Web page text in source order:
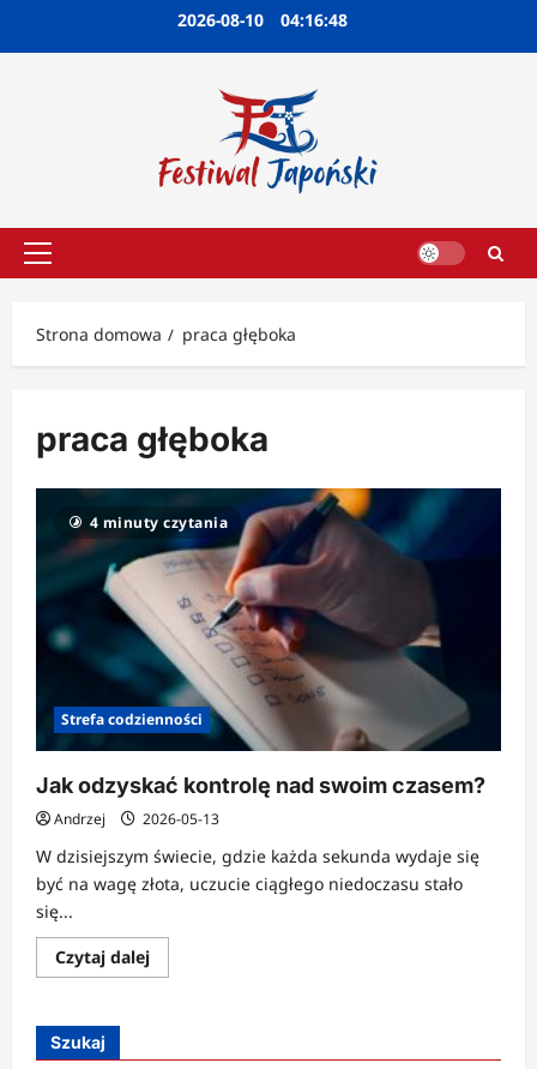
2026-08-10 04:16:49
Menu
Strona domowa
praca głęboka
praca głęboka
4 minuty czytania
Strefa codzienności
Jak odzyskać kontrolę nad swoim czasem?
Andrzej 2026-05-13
W dzisiejszym świecie, gdzie każda sekunda wydaje się
być na wagę złota, uczucie ciągłego niedoczasu stało
się...
Czytaj dalejDowiedz
się
kontrolę
Szukaj